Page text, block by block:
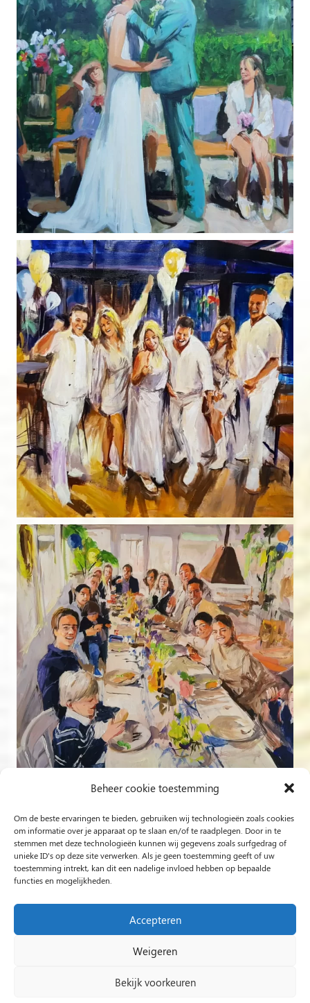
Beheer cookie toestemming
Om de beste ervaringen te bieden, gebruiken wij technologieën zoals cookies
om informatie over je apparaat op te slaan en/of te raadplegen. Door in te
stemmen met deze technologieën kunnen wij gegevens zoals surfgedrag of
unieke ID's op deze site verwerken. Als je geen toestemming geeft of uw
toestemming intrekt, kan dit een nadelige invloed hebben op bepaalde
functies en mogelijkheden.
Accepteren
Weigeren
Bekijk voorkeuren
Volg op Instagram
Rob Jacobs uit ’s-Hertogenbosch is een ‘Plein Air’- en
‘Live Event Painter’, schilderend bewogen door Licht en
Liefde.
2024 Rob Jacobs LIVE EVENT PAINTING / Hosted By
Impact Presentations